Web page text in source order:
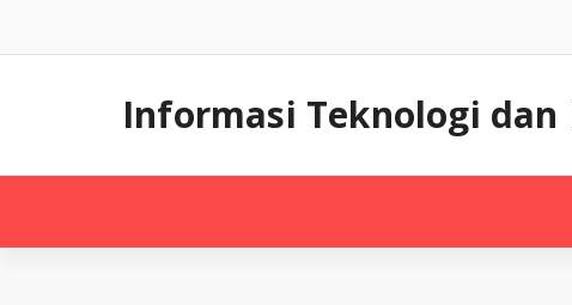
content
Informasi Teknologi